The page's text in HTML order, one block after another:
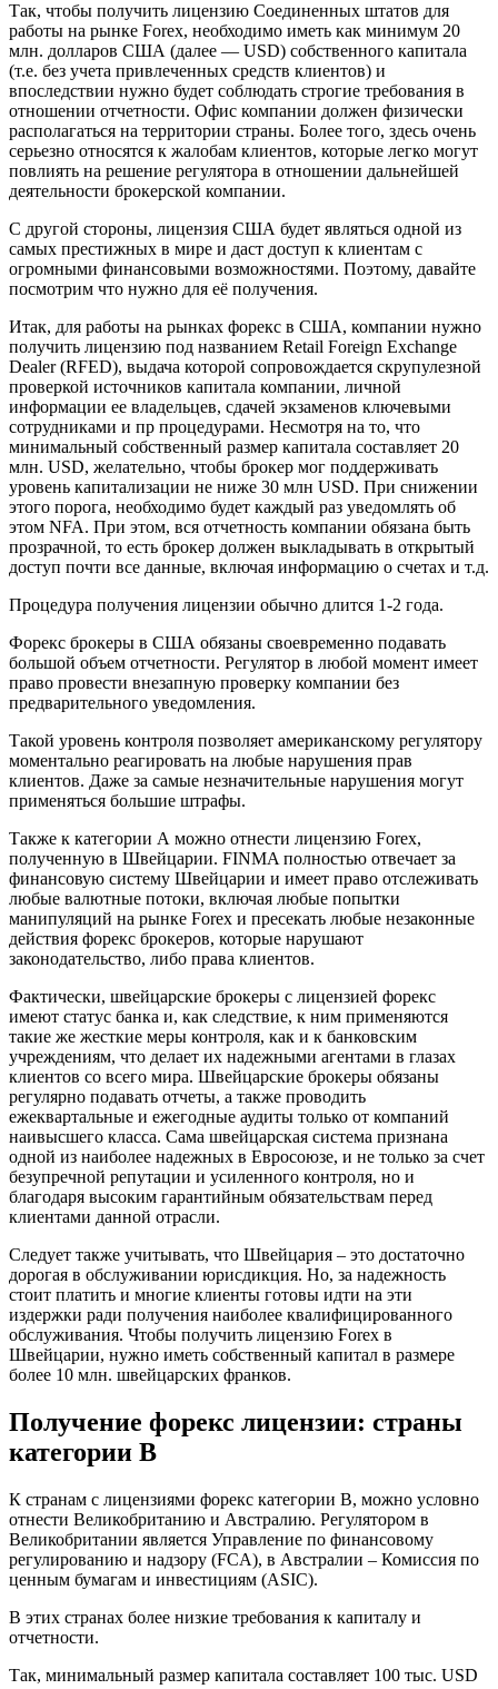
Так, чтобы получить лицензию Соединенных штатов для
работы на рынке Forex, необходимо иметь как минимум 20
млн. долларов США (далее — USD) собственного капитала
(т.е. без учета привлеченных средств клиентов) и
впоследствии нужно будет соблюдать строгие требования в
отношении отчетности. Офис компании должен физически
располагаться на территории страны. Более того, здесь очень
серьезно относятся к жалобам клиентов, которые легко могут
повлиять на решение регулятора в отношении дальнейшей
деятельности брокерской компании.
С другой стороны, лицензия США будет являться одной из
самых престижных в мире и даст доступ к клиентам с
огромными финансовыми возможностями. Поэтому, давайте
посмотрим что нужно для её получения.
Итак, для работы на рынках форекс в США, компании нужно
получить лицензию под названием Retail Foreign Exchange
Dealer (RFED), выдача которой сопровождается скрупулезной
проверкой источников капитала компании, личной
информации ее владельцев, сдачей экзаменов ключевыми
сотрудниками и пр процедурами. Несмотря на то, что
минимальный собственный размер капитала составляет 20
млн. USD, желательно, чтобы брокер мог поддерживать
уровень капитализации не ниже 30 млн USD. При снижении
этого порога, необходимо будет каждый раз уведомлять об
этом NFA. При этом, вся отчетность компании обязана быть
прозрачной, то есть брокер должен выкладывать в открытый
доступ почти все данные, включая информацию о счетах и т.д.
Процедура получения лицензии обычно длится 1-2 года.
Форекс брокеры в США обязаны своевременно подавать
большой объем отчетности. Регулятор в любой момент имеет
право провести внезапную проверку компании без
предварительного уведомления.
Такой уровень контроля позволяет американскому регулятору
моментально реагировать на любые нарушения прав
клиентов. Даже за самые незначительные нарушения могут
применяться большие штрафы.
Также к категории А можно отнести лицензию Forex,
полученную в Швейцарии. FINMA полностью отвечает за
финансовую систему Швейцарии и имеет право отслеживать
любые валютные потоки, включая любые попытки
манипуляций на рынке Forex и пресекать любые незаконные
действия форекс брокеров, которые нарушают
законодательство, либо права клиентов.
Фактически, швейцарские брокеры с лицензией форекс
имеют статус банка и, как следствие, к ним применяются
такие же жесткие меры контроля, как и к банковским
учреждениям, что делает их надежными агентами в глазах
клиентов со всего мира. Швейцарские брокеры обязаны
регулярно подавать отчеты, а также проводить
ежеквартальные и ежегодные аудиты только от компаний
наивысшего класса. Сама швейцарская система признана
одной из наиболее надежных в Евросоюзе, и не только за счет
безупречной репутации и усиленного контроля, но и
благодаря высоким гарантийным обязательствам перед
клиентами данной отрасли.
Следует также учитывать, что Швейцария – это достаточно
дорогая в обслуживании юрисдикция. Но, за надежность
стоит платить и многие клиенты готовы идти на эти
издержки ради получения наиболее квалифицированного
обслуживания. Чтобы получить лицензию Forex в
Швейцарии, нужно иметь собственный капитал в размере
более 10 млн. швейцарских франков.
Получение форекс лицензии: страны
категории В
К странам с лицензиями форекс категории В, можно условно
отнести Великобританию и Австралию. Регулятором в
Великобритании является Управление по финансовому
регулированию и надзору (FCA), в Австралии – Комиссия по
ценным бумагам и инвестициям (ASIC).
В этих странах более низкие требования к капиталу и
отчетности.
Так, минимальный размер капитала составляет 100 тыс. USD